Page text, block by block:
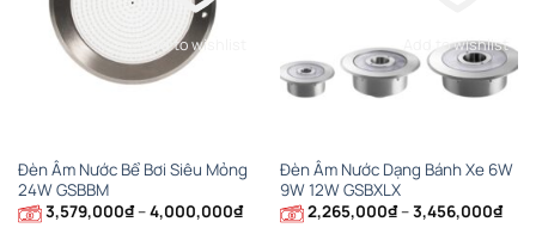
Add to wishlist
Đèn Âm Nước Bể Bơi Siêu Mỏng
24W GSBBM
3,579,000₫–4,000,000₫Khoảng
Add to wishlist
Đèn Âm Nước Dạng Bánh Xe 6W
9W 12W GSBXLX
2,265,000₫–3,456,000₫